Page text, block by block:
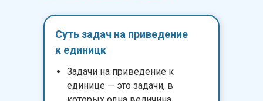
Задачи на приведение к
единице — это задачи, в
Суть задач на приведение
к единицк